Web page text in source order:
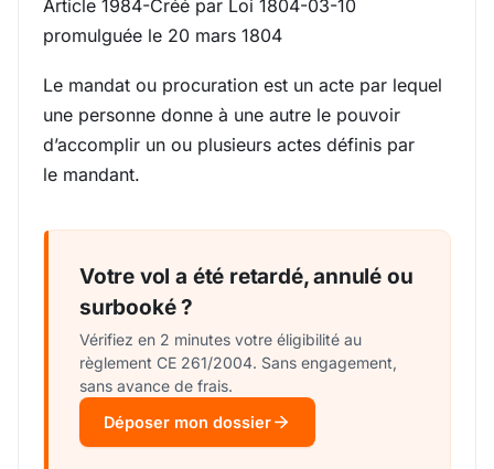
Article 1984-Créé par Loi 1804-03-10
promulguée le 20 mars 1804
Le mandat ou procuration est un acte par lequel
une personne donne à une autre le pouvoir
d’accomplir un ou plusieurs actes définis par
le mandant.
Votre vol a été retardé, annulé ou
surbooké ?
Vérifiez en 2 minutes votre éligibilité au
règlement CE 261/2004. Sans engagement,
sans avance de frais.
Déposer mon dossier